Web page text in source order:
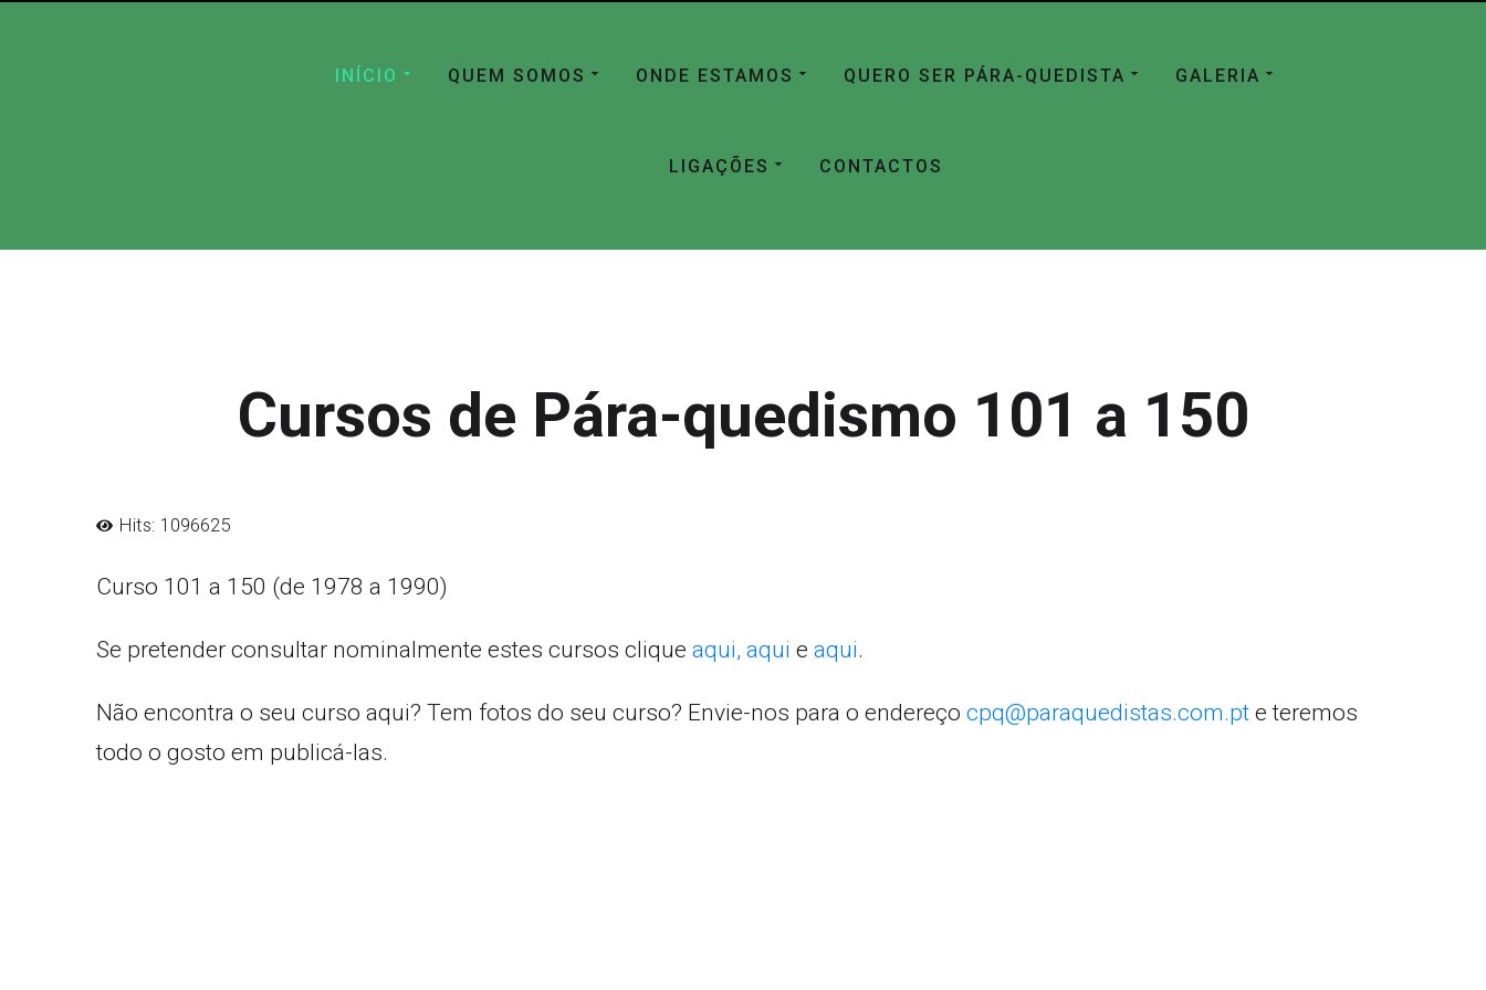
INÍCIO QUEM SOMOS ONDE ESTAMOS QUERO SER PÁRA-QUEDISTA GALERIA
LIGAÇÕES CONTACTOS
Cursos de Pára-quedismo 101 a 150
Hits: 1096625
Curso 101 a 150 (de 1978 a 1990)
Se pretender consultar nominalmente estes cursos clique aqui, aqui e aqui.
Não encontra o seu curso aqui? Tem fotos do seu curso? Envie-nos para o endereço cpq@paraquedistas.com.pt e teremos
todo o gosto em publicá-las.